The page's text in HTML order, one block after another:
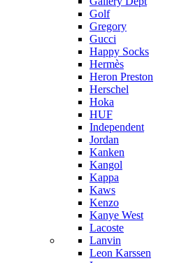
Golf
Gregory
Gucci
Happy Socks
Hermès
Heron Preston
Hersсhel
Hoka
HUF
Independent
Jordan
Kanken
Kangol
Kappa
Kaws
Kenzo
Kanye West
Lacoste
Lanvin
Leon Karssen